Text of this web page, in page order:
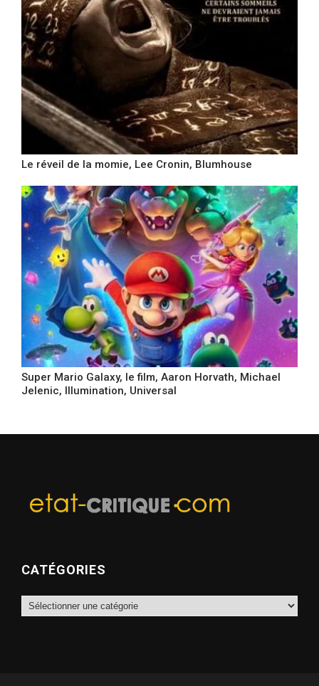
Le réveil de la momie, Lee Cronin, Blumhouse
Super Mario Galaxy, le film, Aaron Horvath, Michael
Jelenic, Illumination, Universal
CATÉGORIES
Catégories